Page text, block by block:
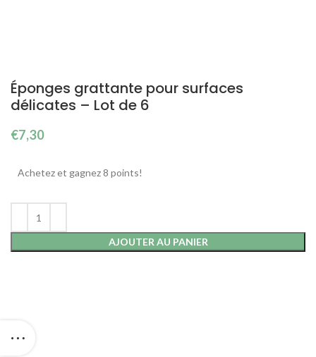
Éponges grattante pour surfaces
délicates – Lot de 6
€7,30
Achetez et gagnez 8 points!
AJOUTER AU PANIER